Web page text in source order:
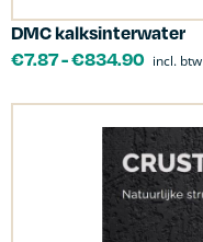
DMC kalksinterwater
€7.87-€834.90 incl. btw